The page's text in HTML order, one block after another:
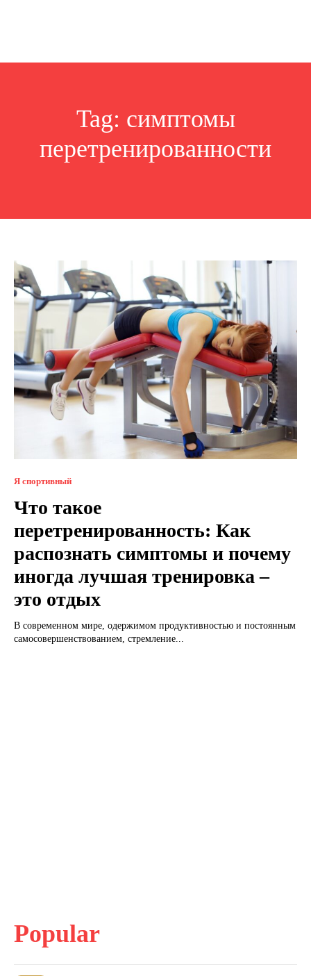
Tag: симптомы
перетренированности
Я спортивный
Что такое
перетренированность: Как
распознать симптомы и почему
иногда лучшая тренировка –
это отдых
В современном мире, одержимом продуктивностью и постоянным
самосовершенствованием, стремление...
Popular